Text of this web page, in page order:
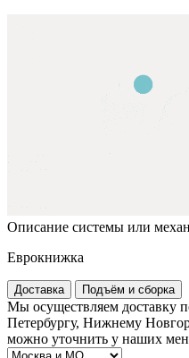
Описание системы или
Еврокнижка
Доставка Подъём и сборка
Мы осуществляем доставку
Петербургу, Нижнему
можно уточнить у наших